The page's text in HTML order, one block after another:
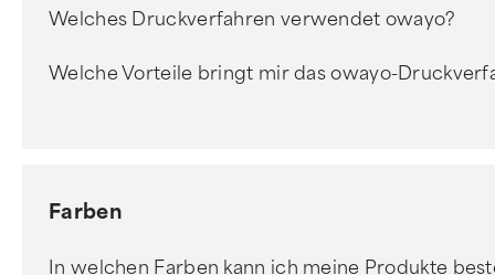
Welches Druckverfahren verwendet owayo?
Welche Vorteile bringt mir das owayo-
Farben
In welchen Farben kann ich meine Produkte